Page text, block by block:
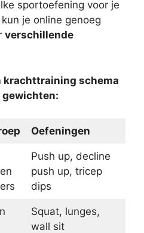
sportoefening voor je
je online genoeg
verschillende
krachttraining schema
gewichten:
Oefeningen
Push up, decline
push up, tricep
dips
Squat, lunges,
wall sit